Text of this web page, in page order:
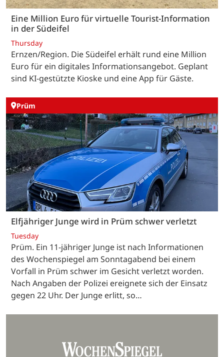
Eine Million Euro für virtuelle Tourist-Information
in der Südeifel
Thursday
Ernzen/Region. Die Südeifel erhält rund eine Million
Euro für ein digitales Informationsangebot. Geplant
sind KI-gestützte Kioske und eine App für Gäste.
Prüm
Elfjähriger Junge wird in Prüm schwer verletzt
Tuesday
Prüm. Ein 11-jähriger Junge ist nach Informationen
des Wochenspiegel am Sonntagabend bei einem
Vorfall in Prüm schwer im Gesicht verletzt worden.
Nach Angaben der Polizei ereignete sich der Einsatz
gegen 22 Uhr. Der Junge erlitt, so…